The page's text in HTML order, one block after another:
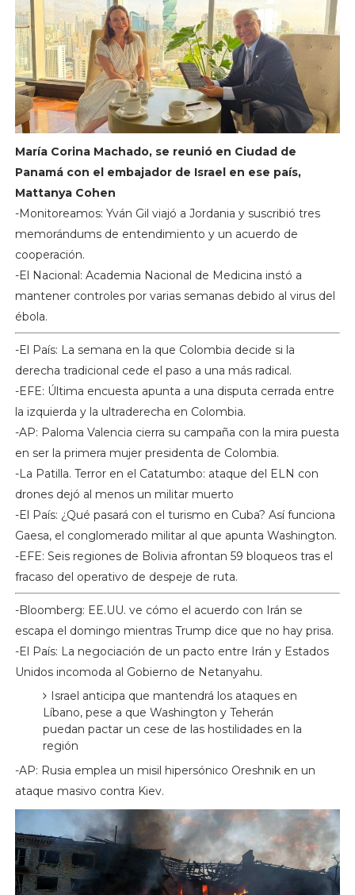
María Corina Machado, se reunió en Ciudad de
Panamá con el embajador de Israel en ese país,
Mattanya Cohen
-Monitoreamos: Yván Gil viajó a Jordania y suscribió tres
memorándums de entendimiento y un acuerdo de
cooperación.
-El Nacional: Academia Nacional de Medicina instó a
mantener controles por varias semanas debido al virus del
ébola.
-El País: La semana en la que Colombia decide si la
derecha tradicional cede el paso a una más radical.
-EFE: Última encuesta apunta a una disputa cerrada entre
la izquierda y la ultraderecha en Colombia.
-AP: Paloma Valencia cierra su campaña con la mira puesta
en ser la primera mujer presidenta de Colombia.
-La Patilla. Terror en el Catatumbo: ataque del ELN con
drones dejó al menos un militar muerto
-El País: ¿Qué pasará con el turismo en Cuba? Así funciona
Gaesa, el conglomerado militar al que apunta Washington.
-EFE: Seis regiones de Bolivia afrontan 59 bloqueos tras el
fracaso del operativo de despeje de ruta.
-Bloomberg: EE.UU. ve cómo el acuerdo con Irán se
escapa el domingo mientras Trump dice que no hay prisa.
-El País: La negociación de un pacto entre Irán y Estados
Unidos incomoda al Gobierno de Netanyahu.
Israel anticipa que mantendrá los ataques en
Líbano, pese a que Washington y Teherán
puedan pactar un cese de las hostilidades en la
región
-AP: Rusia emplea un misil hipersónico Oreshnik en un
ataque masivo contra Kiev.